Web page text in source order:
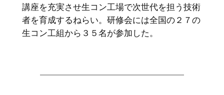
講座を充実させ生コン工場で次世代を担う技術
者を育成するねらい。研修会には全国の２７の
生コン工組から３５名が参加した。